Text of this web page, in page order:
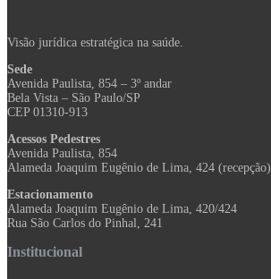
Visão jurídica estratégica na saúde.
Sede
Avenida Paulista, 854 – 3º andar
Bela Vista – São Paulo/SP
CEP 01310-913
Acessos Pedestres
Avenida Paulista, 854
Alameda Joaquim Eugênio de Lima, 424 (recepção)
Estacionamento
Alameda Joaquim Eugênio de Lima, 420/424
Rua São Carlos do Pinhal, 241
Institucional